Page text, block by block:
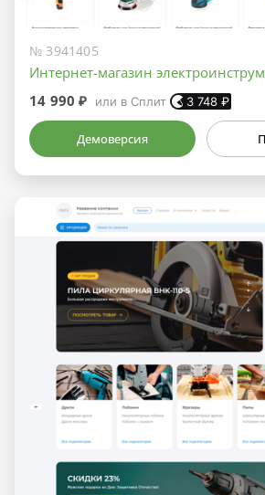
№ 3941405
Интернет-магазин
14 990 ₽
или в Сплит 3 748₽
Демоверсия